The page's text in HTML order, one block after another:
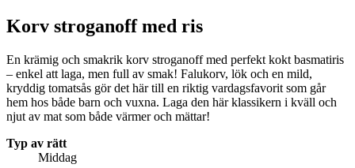
Korv stroganoff med ris
En krämig och smakrik korv stroganoff med perfekt kokt basmatiris
– enkel att laga, men full av smak! Falukorv, lök och en mild,
kryddig tomatsås gör det här till en riktig vardagsfavorit som går
hem hos både barn och vuxna. Laga den här klassikern i kväll och
njut av mat som både värmer och mättar!
Typ av rätt
Middag